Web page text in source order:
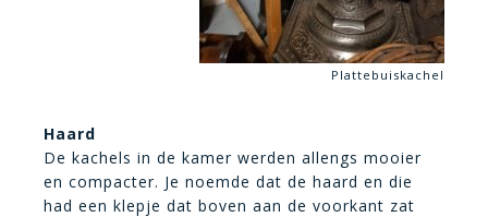
Plattebuiskachel
Haard
De kachels in de kamer werden allengs mooier
en compacter. Je noemde dat de haard en die
had een klepje dat boven aan de voorkant zat